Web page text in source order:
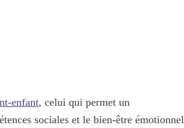
enfant, celui qui permet un
sociales et le bien-être émotionnel